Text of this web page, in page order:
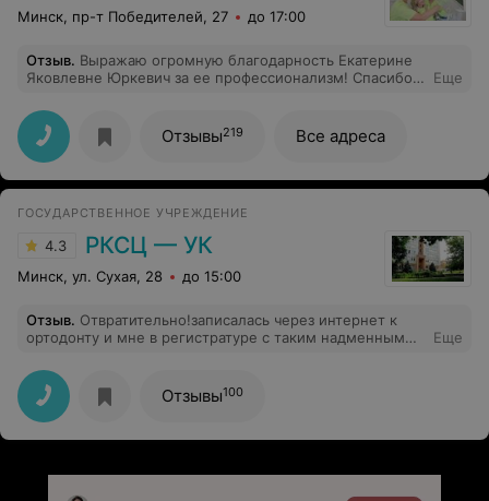
Минск, пр-т Победителей, 27 до 17:00
Отзыв. Выражаю огромную благодарность Екатерине
Яковлевне Юркевич за ее профессионализм! Спасибо
на коррекцию как на праздник, а это дорогого стоит.
Еще
Отзывы219 Все адреса
ГОСУДАРСТВЕННОЕ УЧРЕЖДЕНИЕ
4.3 РКСЦ — УК
Минск, ул. Сухая, 28 до 15:00
Отзыв. Отвратительно!записалась через интернет к
ортодонту и мне в регистратуре с таким надменным
нужно было обращаться в регистратуру. На вопросы
зачем же эта запись есть, мне не ответили ничего
вразумительного. Совок, отсутствие
клиенториентированности, не рекомендую обращаться
в данное учреждение!
Еще
Отзывы100